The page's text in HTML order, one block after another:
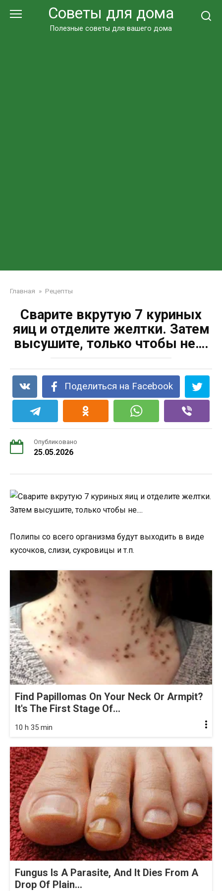
Советы для дома
Полезные советы для вашего дома
Главная » Рецепты
Сварите вкрутую 7 куриных
яиц и отделите желтки. Затем
высушите, только чтобы не….
Поделиться на Facebook
Опубликовано
25.05.2026
Полипы со всего организма будут выходить в виде
кусочков, слизи, сукровицы и т.п.
Find Papillomas On Your Neck Or Armpit?
It's The First Stage Of...
10 h 35 min
Fungus Is A Parasite, And It Dies From A
Drop Of Plain...